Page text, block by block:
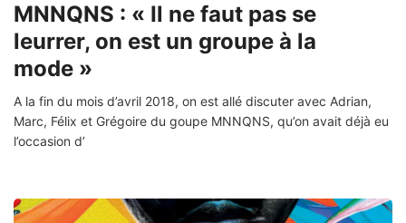
MNNQNS : « Il ne faut pas se
leurrer, on est un groupe à la
mode »
A la fin du mois d’avril 2018, on est allé discuter avec Adrian,
Marc, Félix et Grégoire du goupe MNNQNS, qu’on avait déjà eu
l’occasion d’